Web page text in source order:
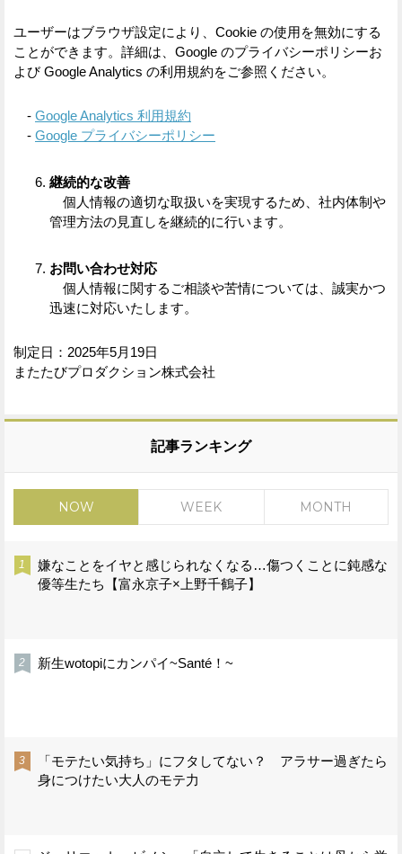
ユーザーはブラウザ設定により、Cookie の使用を無効にする
ことができます。詳細は、Google のプライバシーポリシーお
よび Google Analytics の利用規約をご参照ください。
- Google Analytics 利用規約
- Google プライバシーポリシー
継続的な改善
個人情報の適切な取扱いを実現するため、社内体制や
管理方法の見直しを継続的に行います。
お問い合わせ対応
個人情報に関するご相談や苦情については、誠実かつ
迅速に対応いたします。
制定日：2025年5月19日
またたびプロダクション株式会社
記事ランキング
NOW WEEK MONTH
嫌なことをイヤと感じられなくなる…傷つくことに鈍感な
優等生たち【富永京子×上野千鶴子】
新生wotopiにカンパイ~Santé！~
「モテたい気持ち」にフタしてない？ アラサー過ぎたら
身につけたい大人のモテ力